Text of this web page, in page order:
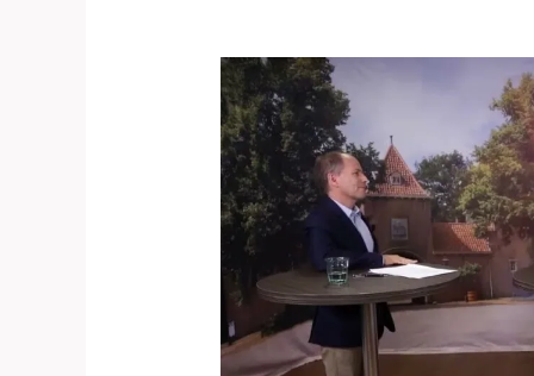
Nyenrode
Executive
Insurance
Program
–
online
belevingssessie